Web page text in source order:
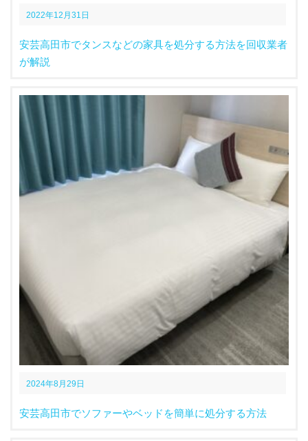
2022年12月31日
安芸高田市でタンスなどの家具を処分する方法を回収業者
が解説
2024年8月29日
安芸高田市でソファーやベッドを簡単に処分する方法